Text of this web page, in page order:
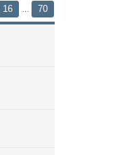
16 70